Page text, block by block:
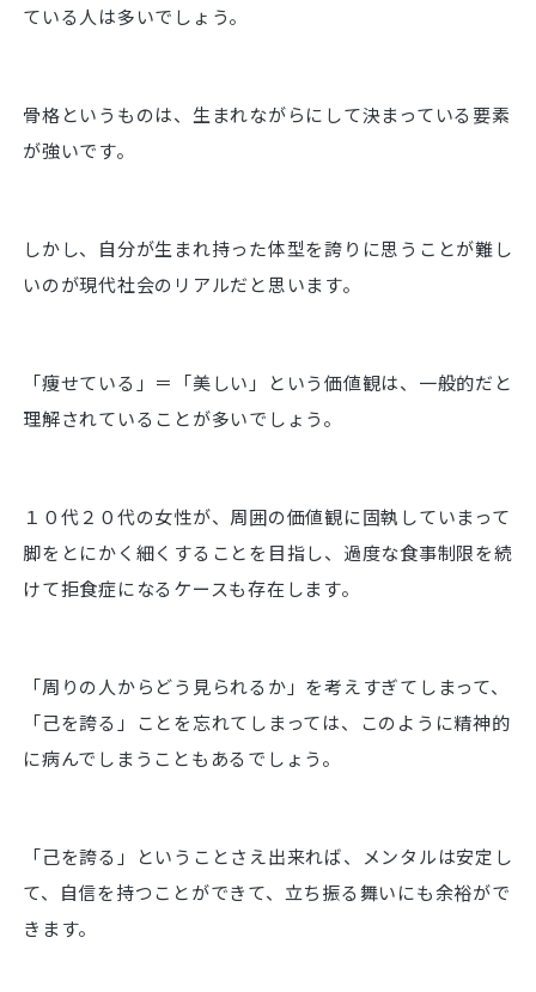
ている人は多いでしょう。
骨格というものは、生まれながらにして決まっている要素
が強いです。
しかし、自分が生まれ持った体型を誇りに思うことが難し
いのが現代社会のリアルだと思います。
「痩せている」＝「美しい」という価値観は、一般的だと
理解されていることが多いでしょう。
１０代２０代の女性が、周囲の価値観に固執していまって
脚をとにかく細くすることを目指し、過度な食事制限を続
けて拒食症になるケースも存在します。
「周りの人からどう見られるか」を考えすぎてしまって、
「己を誇る」ことを忘れてしまっては、このように精神的
に病んでしまうこともあるでしょう。
「己を誇る」ということさえ出来れば、メンタルは安定し
て、自信を持つことができて、立ち振る舞いにも余裕がで
きます。